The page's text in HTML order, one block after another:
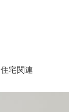
住宅関連